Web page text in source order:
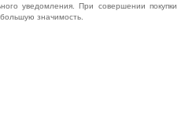
уведомления. При совершении покупки
значимость.